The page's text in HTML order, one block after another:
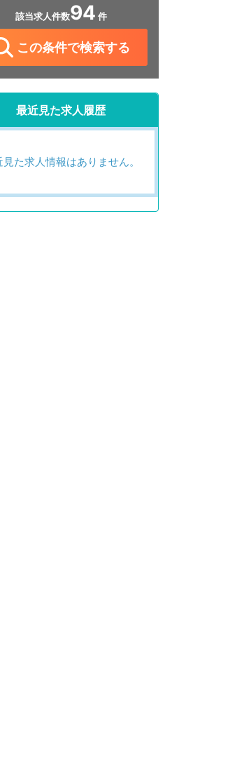
該当求人件数94 件
この条件で検索する
最近見た求人履歴
見た求人情報はありません。